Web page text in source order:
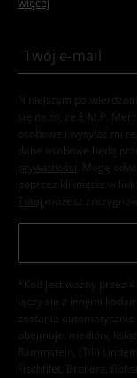
Niniejszym
się na to, że E.M.P.
osobowe i wysyłać mi
dane osobowe będą
prywatności . Mogę
poprzez kliknięcie w
Tutaj możesz
*Kod jest ważny przez
łączy się z innymi
zostanie
obejmuje: mediów,
Rammstein, (Till)
Fischfilet, Broilers,